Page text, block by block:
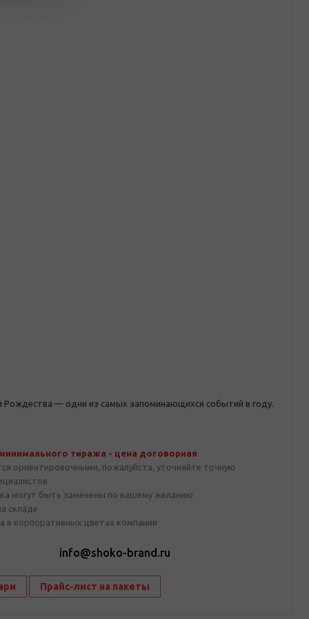
Рождества — одни из самых запоминающихся событий в году.
тиража - цена договорная
ориентировочными, пожалуйста, уточняйте точную
могут быть заменены по вашему желанию
складе
в корпоративных цветах компании
info@shoko-brand.ru
Прайс-лист на пакеты